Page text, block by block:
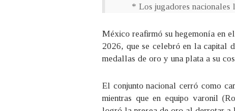
* Los jugadores nacionales
México reafirmó su hegemonía en
2026, que se celebró en la capital
medallas de oro y una plata a su
El conjunto nacional cerró como
mientras que en equipo varonil